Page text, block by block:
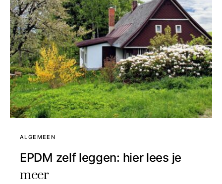
ALGEMEEN
EPDM zelf leggen: hier lees je
meer